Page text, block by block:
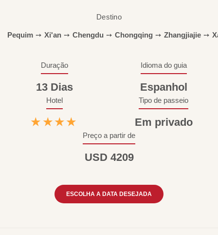
Destino
Pequim ➙ Xi'an ➙ Chengdu ➙ Chongqing ➙ Zhangjiajie ➙
Duração
13 Dias
Idioma do guia
Espanhol
Hotel
★★★★
Tipo de passeio
Em privado
Preço a partir de
USD 4209
ESCOLHA A DATA DESEJADA